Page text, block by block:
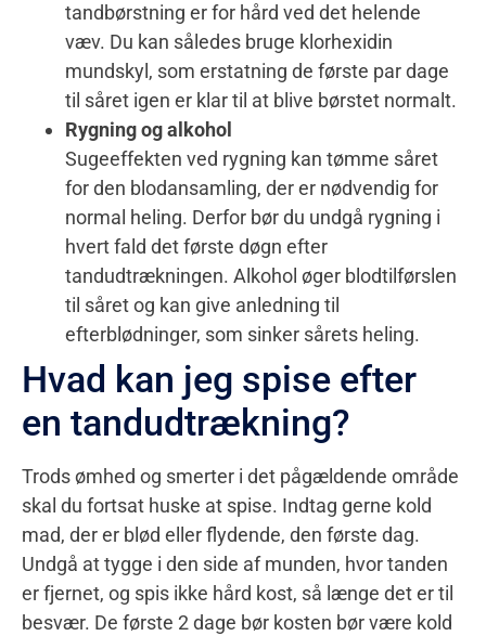
tandbørstning er for hård ved det helende
væv. Du kan således bruge klorhexidin
mundskyl, som erstatning de første par dage
til såret igen er klar til at blive børstet normalt.
Rygning og alkohol
Sugeeffekten ved rygning kan tømme såret
for den blodansamling, der er nødvendig for
normal heling. Derfor bør du undgå rygning i
hvert fald det første døgn efter
tandudtrækningen. Alkohol øger blodtilførslen
til såret og kan give anledning til
efterblødninger, som sinker sårets heling.
Hvad kan jeg spise efter
en tandudtrækning?
Trods ømhed og smerter i det pågældende område
skal du fortsat huske at spise. Indtag gerne kold
mad, der er blød eller flydende, den første dag.
Undgå at tygge i den side af munden, hvor tanden
er fjernet, og spis ikke hård kost, så længe det er til
besvær. De første 2 dage bør kosten bør være kold